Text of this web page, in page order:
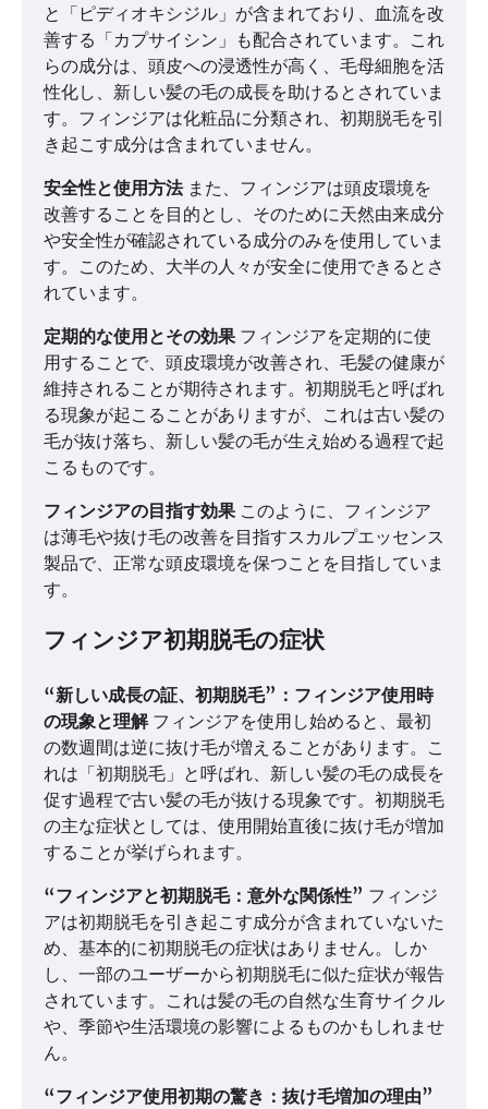
と「ピディオキシジル」が含まれており、血流を改
善する「カプサイシン」も配合されています。これ
らの成分は、頭皮への浸透性が高く、毛母細胞を活
性化し、新しい髪の毛の成長を助けるとされていま
す。フィンジアは化粧品に分類され、初期脱毛を引
き起こす成分は含まれていません。
安全性と使用方法また、フィンジアは頭皮環境を
改善することを目的とし、そのために天然由来成分
や安全性が確認されている成分のみを使用していま
す。このため、大半の人々が安全に使用できるとさ
れています。
定期的な使用とその効果 フィンジアを定期的に使
用することで、頭皮環境が改善され、毛髪の健康が
維持されることが期待されます。初期脱毛と呼ばれ
る現象が起こることがありますが、これは古い髪の
毛が抜け落ち、新しい髪の毛が生え始める過程で起
こるものです。
フィンジアの目指す効果 このように、フィンジア
は薄毛や抜け毛の改善を目指すスカルプエッセンス
製品で、正常な頭皮環境を保つことを目指していま
す。
フィンジア初期脱毛の症状
“新しい成長の証、初期脱毛”：フィンジア使用時
の現象と理解フィンジアを使用し始めると、最初
の数週間は逆に抜け毛が増えることがあります。こ
れは「初期脱毛」と呼ばれ、新しい髪の毛の成長を
促す過程で古い髪の毛が抜ける現象です。初期脱毛
の主な症状としては、使用開始直後に抜け毛が増加
することが挙げられます。
“フィンジアと初期脱毛：意外な関係性” フィンジ
アは初期脱毛を引き起こす成分が含まれていないた
め、基本的に初期脱毛の症状はありません。しか
し、一部のユーザーから初期脱毛に似た症状が報告
されています。これは髪の毛の自然な生育サイクル
や、季節や生活環境の影響によるものかもしれませ
ん。
“フィンジア使用初期の驚き：抜け毛増加の理由”